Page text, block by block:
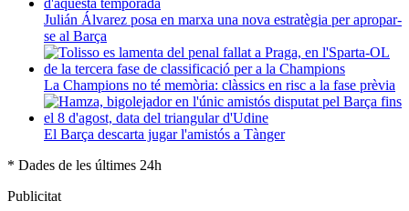
Julián Álvarez posa en marxa una nova estratègia per apropar-
se al Barça
La Champions no té memòria: clàssics en risc a la fase prèvia
El Barça descarta jugar l'amistós a Tànger
* Dades de les últimes 24h
Publicitat